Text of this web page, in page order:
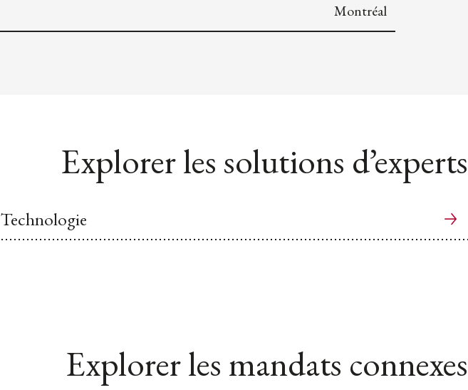
Montréal
Explorer les solutions d’experts
Technologie
Explorer les mandats connexes